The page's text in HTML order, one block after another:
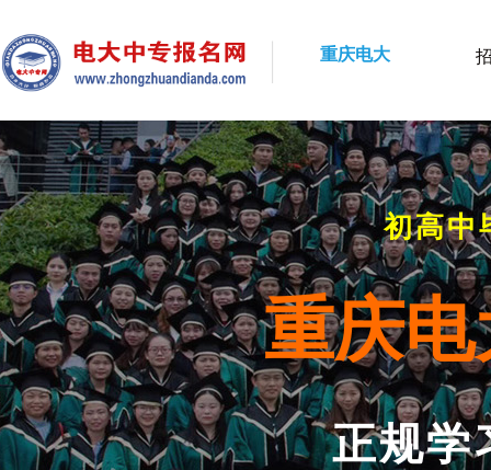
重庆电大
初高中
重庆电
正规学